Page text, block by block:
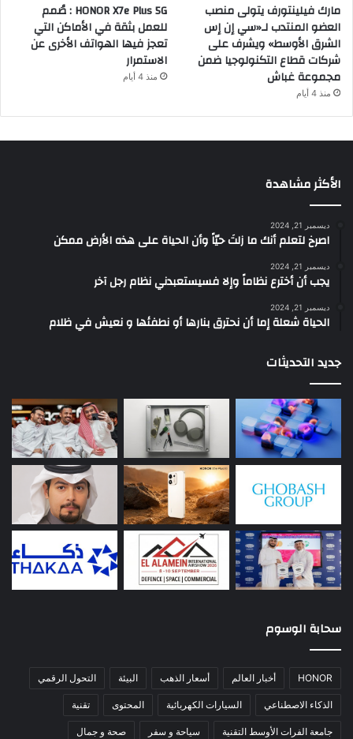
مارك فيلينتورف يتولى منصب
العضو المنتدب لـ«سي إن إس
الشرق الأوسط» ويشرف على
شركات قطاع التكنولوجيا ضمن
مجموعة غباش
منذ 4 أيام
HONOR X7e Plus 5G : صُمم
للعمل بثقة في الأماكن التي
تعجز فيها الهواتف الأخرى عن
الاستمرار
منذ 4 أيام
الأكثر مشاهدة
ديسمبر 21, 2024
‫اصرخ لتعلم أنك ما زلتَ حيّاً وأن الحياة على هذه الأرض ممكن
ديسمبر 21, 2024
يجب أن أخترع نظاماً وإلا فسيستعبدني نظام رجل آخر
ديسمبر 21, 2024
الحياة شعلة إما أن نحترق بنارها أو نطفئها و نعيش في ظلام
جديد التحديثات
سحابة الوسوم
HONOR أخبار العالم أسعار الذهب البيئة التحول الرقمي
الذكاء الاصطناعي السيارات الكهربائية المحتوى تقنية
جامعة الفرات الأوسط التقنية سياحة و سفر صحة و جمال